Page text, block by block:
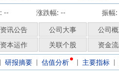
-- 涨跌幅: -- 振幅:
资讯公告 公司大事 公司
资本运作 关联个股 资金
| 研报摘要 | 估值分析 | 主要指标 |